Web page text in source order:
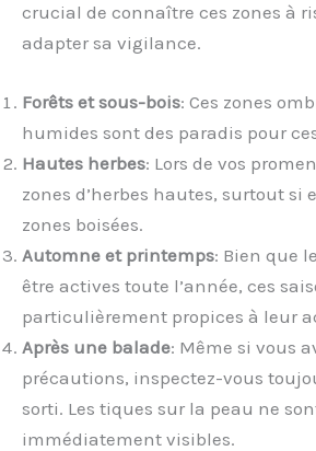
crucial de connaître ces zones à
adapter sa vigilance.
Forêts et sous-bois: Ces zones
humides sont des paradis pour
Hautes herbes: Lors de vos
zones d’herbes hautes, surtout si
zones boisées.
Automne et printemps: Bien que
être actives toute l’année, ces
particulièrement propices à leur
Après une balade: Même si vous
précautions, inspectez-vous
sorti. Les tiques sur la peau ne
immédiatement visibles.